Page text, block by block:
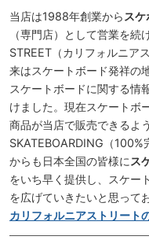
当店は1988年創業から ス
（専門店）として営業を
STREET（カリフォルニア
来はスケートボード発祥の
スケートボードに関する情
けました。現在スケートボ
商品が当店で販売できるよ
SKATEBOARDING（100%
からも日本全国の皆様に ス
をいち早く提供し、スケー
を広げていきたいと思って
カリフォルニアストリート